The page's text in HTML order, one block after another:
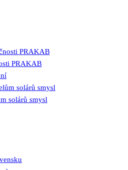
PRAKAB
solárů smysl